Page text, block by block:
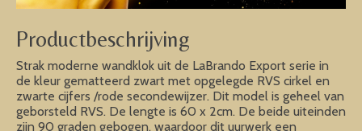
Productbeschrijving
Strak moderne wandklok uit de LaBrando Export serie in
de kleur gematteerd zwart met opgelegde RVS cirkel en
zwarte cijfers /rode secondewijzer. Dit model is geheel van
geborsteld RVS. De lengte is 60 x 2cm. De beide uiteinden
zijn 90 graden gebogen, waardoor dit uurwerk een